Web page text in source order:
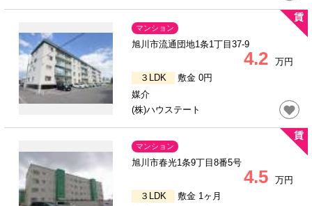
マンション
旭川市流通団地1条1丁目37-9
4.2
万円
３LDK
敷金 0円
媒介
(株)ハウステート
マンション
旭川市春光1条9丁目8番5号
4.5
万円
３LDK
敷金 1ヶ月